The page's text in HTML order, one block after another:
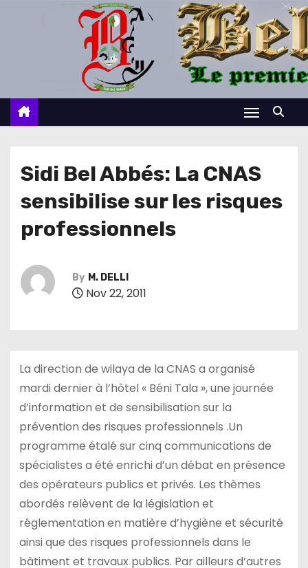
c
Sidi Bel Abbés: La CNAS
sensibilise sur les risques
professionnels
By M. DELLI
Nov 22, 2011
La direction de wilaya de la CNAS a organisé
mardi dernier à l’hôtel « Béni Tala », une journée
d’information et de sensibilisation sur la
prévention des risques professionnels .Un
programme étalé sur cinq communications de
spécialistes a été enrichi d’un débat en présence
des opérateurs publics et privés. Les thèmes
abordés relèvent de la législation et
réglementation en matière d’hygiène et sécurité
ainsi que des risques professionnels dans le
bâtiment et travaux publics. Par ailleurs d’autres